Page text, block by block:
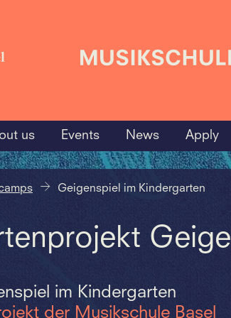
us Events News Apply
Geigenspiel im Kindergarten
Geige
im Kindergarten
der Musikschule Basel